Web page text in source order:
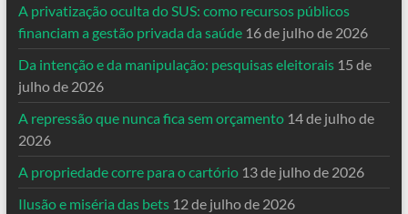
A privatização oculta do SUS: como recursos públicos
financiam a gestão privada da saúde 16 de julho de 2026
Da intenção e da manipulação: pesquisas eleitorais 15 de
julho de 2026
A repressão que nunca fica sem orçamento 14 de julho de
2026
A propriedade corre para o cartório 13 de julho de 2026
Ilusão e miséria das bets 12 de julho de 2026